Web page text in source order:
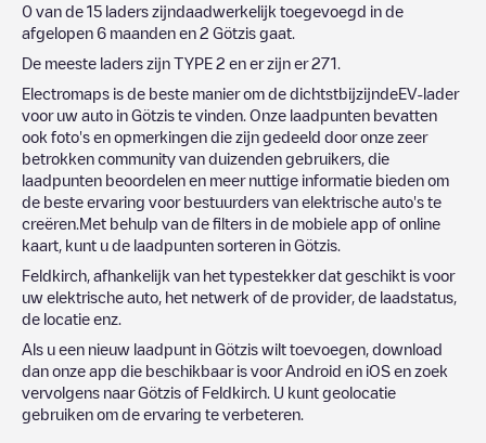
0 van de 15 laders zijndaadwerkelijk toegevoegd in de
afgelopen 6 maanden en 2 Götzis gaat.
De meeste laders zijn TYPE 2 en er zijn er271
Electromaps is de beste manier om de dichtstbijzijndeEV-lader
voor uw auto in Götzis te vinden. Onze laadpunten bevatten
ook foto's en opmerkingen die zijn gedeeld door onze zeer
betrokken community van duizenden gebruikers, die
laadpunten beoordelen en meer nuttige informatie bieden om
de beste ervaring voor bestuurders van elektrische auto's te
creëren.Met behulp van de filters in de mobiele app of online
kaart, kunt u de laadpunten sorteren in Götzis
Feldkirch , afhankelijk van het typestekker dat geschikt is voor
uw elektrische auto, het netwerk of de provider, de laadstatus,
de locatie enz.
Als u een nieuw laadpunt in Götzis wilt toevoegen, download
dan onze app die beschikbaar is voor Android en iOS en zoek
vervolgens naarGötzis of Feldkirch . U kunt geolocatie
gebruiken om de ervaring te verbeteren.